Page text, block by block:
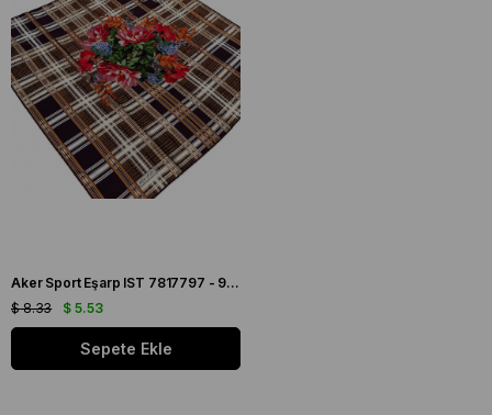
Aker Sport Eşarp IST 7817797 - 992 Bordo Krem Çiçek Ekose Desen
$ 5.53
$ 8.33
Sepete Ekle